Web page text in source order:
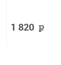
1 820